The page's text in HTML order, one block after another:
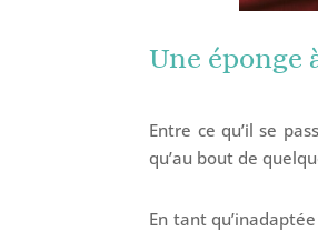
Une éponge
Entre ce qu’il se
qu’au bout de
En tant